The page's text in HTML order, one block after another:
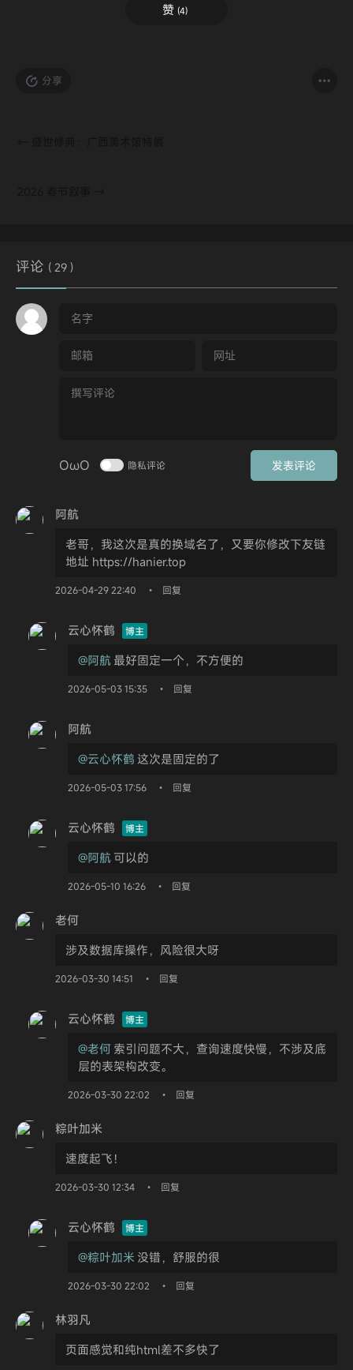
赞 (4)
分享
评论 ( 29 )
OωO 隐私评论 发表评论
阿航
老哥，我这次是真的换域名了，又要你修改下友链
地址 https://hanier.top
2026-04-29 22:40 • 回复
云心怀鹤 博主
@阿航 最好固定一个，不方便的
2026-05-03 15:35 • 回复
阿航
@云心怀鹤 这次是固定的了
2026-05-03 17:56 • 回复
云心怀鹤 博主
@阿航 可以的
2026-05-10 16:26 • 回复
老何
涉及数据库操作，风险很大呀
2026-03-30 14:51 • 回复
云心怀鹤 博主
@老何 索引问题不大，查询速度快慢，不涉及底
层的表架构改变。
2026-03-30 22:02 • 回复
粽叶加米
速度起飞！
2026-03-30 12:34 • 回复
云心怀鹤 博主
@粽叶加米 没错，舒服的很
2026-03-30 22:02 • 回复
林羽凡
页面感觉和纯html差不多快了